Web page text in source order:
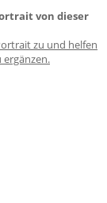
von dieser
zu und helfen
ergänzen.